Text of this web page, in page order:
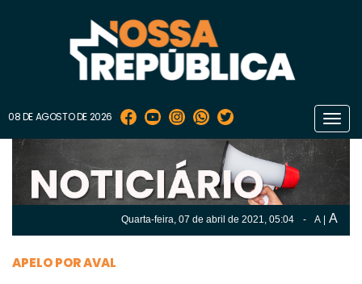
08 DE AGOSTO DE 2026
Quarta-feira, 07 de abril de 2021, 05:04 - A A
APELO POR AVAL